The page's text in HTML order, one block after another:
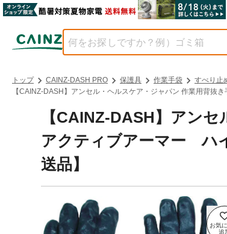
トップ CAINZ-DASH PRO 保護具 作業手袋 すべり止
【CAINZ-DASH】アンセル・ヘルスケア・ジャパン 作業用背
【CAINZ-DASH】アン
アクティブアーマー ハ
送品】